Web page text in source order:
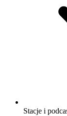
Stacje i